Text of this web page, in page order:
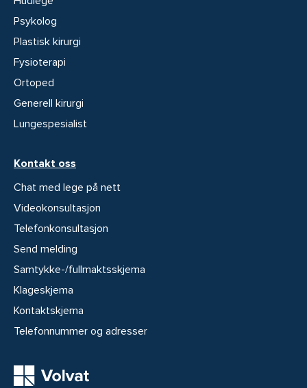
Psykolog
Plastisk kirurgi
Fysioterapi
Ortoped
Generell kirurgi
Lungespesialist
Kontakt oss
Chat med lege på nett
Videokonsultasjon
Telefonkonsultasjon
Send melding
Samtykke-/fullmaktsskjema
Klageskjema
Kontaktskjema
Telefonnummer og adresser